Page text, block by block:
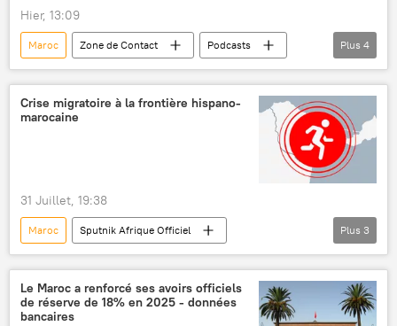
Hier, 13:09
Maroc Zone de Contact
Podcasts
Espagne
Ceuta
Union européenne (UE)
migrants
Plus 4
Crise migratoire à la frontière hispano-
marocaine
31 Juillet, 19:38
Maroc
Sputnik Afrique Officiel
Infographies
Ceuta
Espagne
migrants
Plus 3
Le Maroc a renforcé ses avoirs officiels
de réserve de 18% en 2025 - données
bancaires